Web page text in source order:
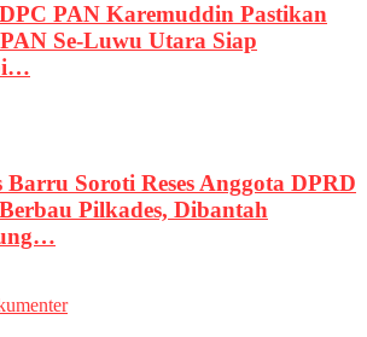
PAN Karemuddin Pastikan
Se-Luwu Utara Siap
Soroti Reses Anggota DPRD
Pilkades, Dibantah